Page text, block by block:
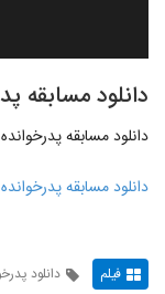
دانلود مسابقه
دانلود مسابقه پدرخوانده فصل
دانلود مسابقه
فیلم
دانلود